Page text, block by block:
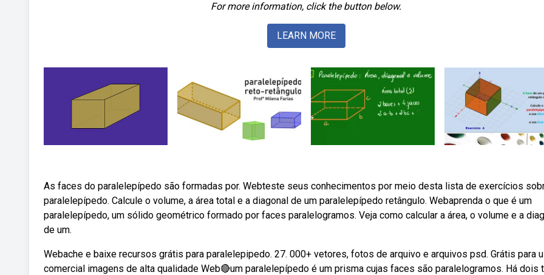
For more information, click the button below.
LEARN MORE
As faces do paralelepípedo são formadas por. Webteste seus conhecimentos por meio desta lista de exercícios
paralelepípedo. Calcule o volume, a área total e a diagonal de um paralelepípedo retângulo. Webaprenda o que é um
paralelepípedo, um sólido geométrico formado por faces paralelogramos. Veja como calcular a área, o volume e a
de um.
Webache e baixe recursos grátis para paralelepipedo. 27. 000+ vetores, fotos de arquivo e arquivos psd. Grátis para
comercial imagens de alta qualidade Web🔴um paralelepípedo é um prisma cujas faces são paralelogramos. Há dois